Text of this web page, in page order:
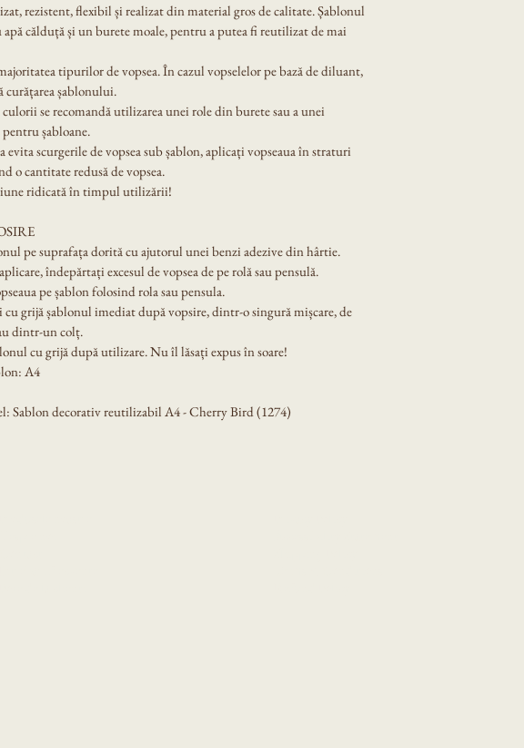
rezistent, flexibil și realizat din material gros de calitate. Șablonul
apă călduță și un burete moale, pentru a putea fi reutilizat de mai
tipurilor de vopsea. În cazul vopselelor pe bază de diluant,
curățarea șablonului.
se recomandă utilizarea unei role din burete sau a unei
șabloane.
evita scurgerile de vopsea sub șablon, aplicați vopseaua în straturi
o cantitate redusă de vopsea.
ridicată în timpul utilizării!
pe suprafața dorită cu ajutorul unei benzi adezive din hârtie.
îndepărtați excesul de vopsea de pe rolă sau pensulă.
pe șablon folosind rola sau pensula.
grijă șablonul imediat după vopsire, dintr-o singură mișcare, de
dintr-un colț.
cu grijă după utilizare. Nu îl lăsați expus în soare!
A4
Sablon decorativ reutilizabil A4 - Cherry Bird (1274)